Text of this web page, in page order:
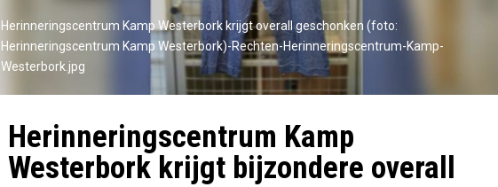
Herinneringscentrum Kamp Westerbork krijgt overall geschonken (foto:
Herinneringscentrum Kamp Westerbork)-Rechten-Herinneringscentrum-Kamp-
Westerbork.jpg
Herinneringscentrum Kamp
Westerbork krijgt bijzondere overall